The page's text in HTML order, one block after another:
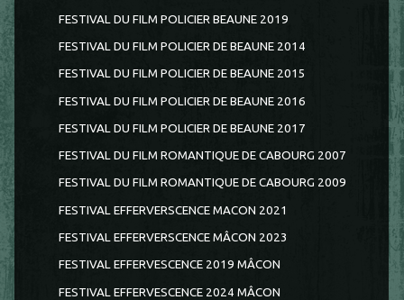
FESTIVAL DU FILM POLICIER BEAUNE 2019
FESTIVAL DU FILM POLICIER DE BEAUNE 2014
FESTIVAL DU FILM POLICIER DE BEAUNE 2015
FESTIVAL DU FILM POLICIER DE BEAUNE 2016
FESTIVAL DU FILM POLICIER DE BEAUNE 2017
FESTIVAL DU FILM ROMANTIQUE DE CABOURG 2007
FESTIVAL DU FILM ROMANTIQUE DE CABOURG 2009
FESTIVAL EFFERVERSCENCE MACON 2021
FESTIVAL EFFERVERSCENCE MÂCON 2023
FESTIVAL EFFERVESCENCE 2019 MÂCON
FESTIVAL EFFERVESCENCE 2024 MÂCON